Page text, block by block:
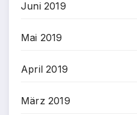
Juni 2019
Mai 2019
April 2019
März 2019